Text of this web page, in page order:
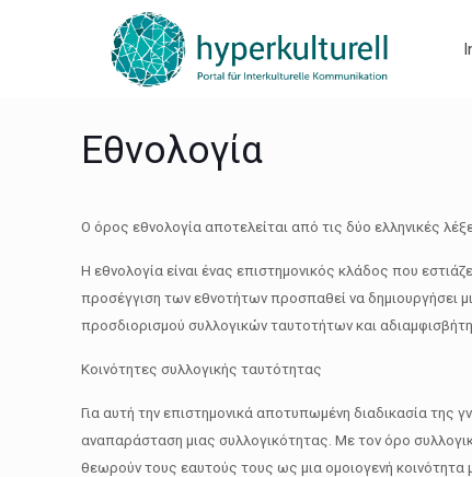
Εθνολογία
Ο όρος εθνολογία αποτελείται από τις δύο ελληνικές
Η εθνολογία είναι ένας επιστημονικός κλάδος που
προσέγγιση των εθνοτήτων προσπαθεί να δημιουργήσει
προσδιορισμού συλλογικών ταυτοτήτων και
Κοινότητες συλλογικής ταυτότητας
Για αυτή την επιστημονικά αποτυπωμένη διαδικασία της
αναπαράσταση μιας συλλογικότητας. Με τον όρο
θεωρούν τους εαυτούς τους ως μια ομοιογενή κοινότητα